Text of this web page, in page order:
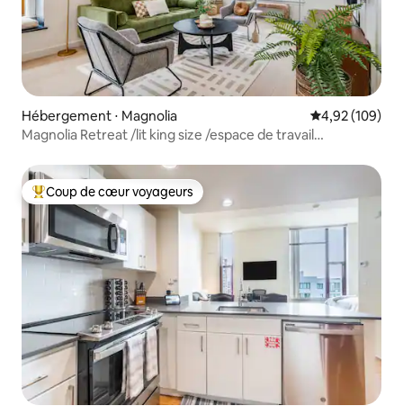
Hébergement ⋅ Magnolia Évaluation
4,92 (109)
Magnolia Retreat /lit king size /espace de travail
Coups de cœur voyageurs les plus appréciés
Coup de cœur voyageurs